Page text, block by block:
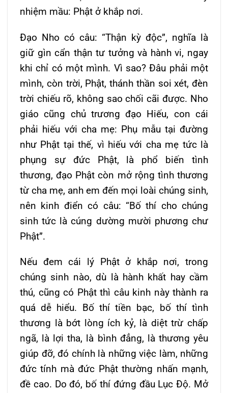
nhiệm mầu: Phật ở khắp nơi.
Ðạo Nho có câu: “Thận kỳ độc”, nghĩa là
giữ gìn cẩn thận tư tưởng và hành vi, ngay
khi chỉ có một mình. Vì sao? Ðâu phải một
mình, còn trời, Phật, thánh thần soi xét, đèn
trời chiếu rõ, không sao chối cãi được. Nho
giáo cũng chủ trương đạo Hiếu, con cái
phải hiếu với cha mẹ: Phụ mẫu tại đường
như Phật tại thế, vì hiếu với cha mẹ tức là
phụng sự đức Phật, là phổ biến tình
thương, đạo Phật còn mở rộng tình thương
từ cha mẹ, anh em đến mọi loài chúng sinh,
nên kinh điển có câu: “Bố thí cho chúng
sinh tức là cúng dường mười phương chư
Phật”.
Nếu đem cái lý Phật ở khắp nơi, trong
chúng sinh nào, dù là hành khất hay cầm
thú, cũng có Phật thì câu kinh này thành ra
quá dễ hiểu. Bố thí tiền bạc, bố thí tình
thương là bớt lòng ích kỷ, là diệt trừ chấp
ngã, là lợi tha, là bình đẳng, là thương yêu
giúp đỡ, đó chính là những việc làm, những
đức tính mà đức Phật thường nhấn mạnh,
đề cao. Do đó, bố thí đứng đầu Lục Ðộ. Mở